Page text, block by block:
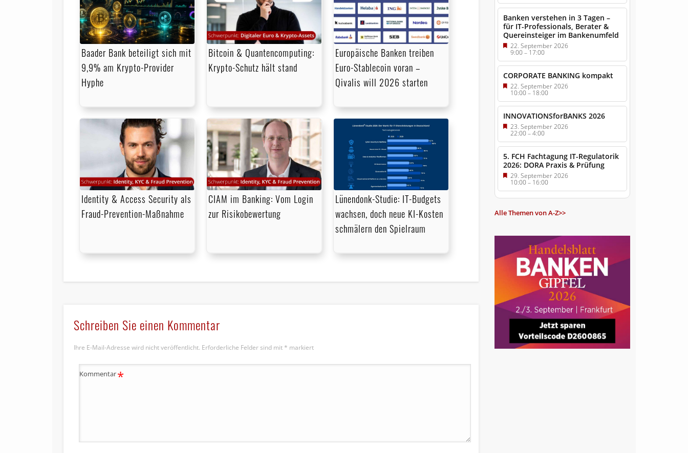
Baader Bank beteiligt sich mit
9,9% am Krypto-Provider
Hyphe
Bitcoin & Quantencomputing:
Krypto-Schutz hält stand
Europäische Banken treiben
Euro-Stablecoin voran –
Qivalis will 2026 starten
Identity & Access Security als
Fraud-Prevention-Maßnahme
CIAM im Banking: Vom Login
zur Risikobewertung
Lünendonk-Studie: IT-Budgets
wachsen, doch neue KI-Kosten
schmälern den Spielraum
Schreiben Sie einen Kommentar
Ihre E-Mail-Adresse wird nicht veröffentlicht. Erforderliche Felder sind mit * markiert
Kommentar*
Banken verstehen in 3 Tagen –
für IT-Professionals, Berater &
Quereinsteiger im Bankenumfeld
22. September 2026
9:00–17:00
CORPORATE BANKING kompakt
22. September 2026
10:00– 18:00
INNOVATIONSforBANKS 2026
23. September 2026
22:00–4:00
5. FCH Fachtagung IT-Regulatorik
2026: DORA Praxis & Prüfung
29. September 2026
10:00– 16:00
Alle Themen von A-Z>>